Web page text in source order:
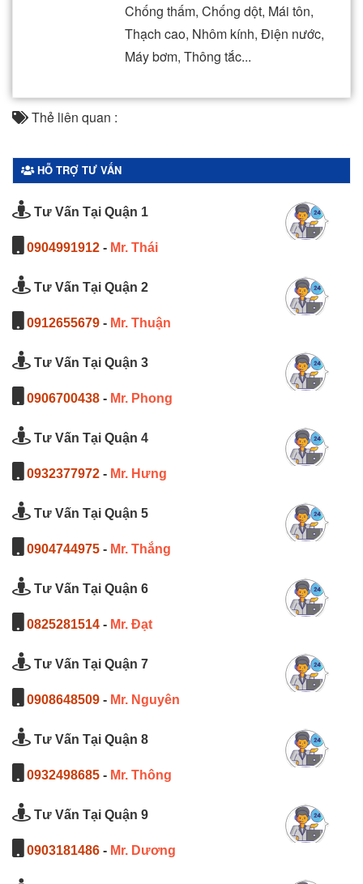
Chống thấm, Chống dột, Mái tôn,
Thạch cao, Nhôm kính, Điện nước,
Máy bơm, Thông tắc...
Thẻ liên quan :
HỖ TRỢ TƯ VẤN
Tư Vấn Tại Quận 1
0904991912 - Mr. Thái
Tư Vấn Tại Quận 2
0912655679 - Mr. Thuận
Tư Vấn Tại Quận 3
0906700438 - Mr. Phong
Tư Vấn Tại Quận 4
0932377972 - Mr. Hưng
Tư Vấn Tại Quận 5
0904744975 - Mr. Thắng
Tư Vấn Tại Quận 6
0825281514 - Mr. Đạt
Tư Vấn Tại Quận 7
0908648509 - Mr. Nguyên
Tư Vấn Tại Quận 8
0932498685 - Mr. Thông
Tư Vấn Tại Quận 9
0903181486 - Mr. Dương